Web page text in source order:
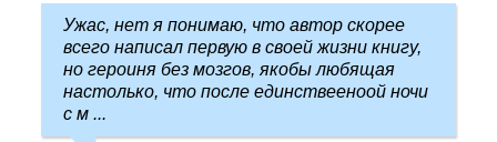
Ужас, нет я понимаю, что автор скорее
всего написал первую в своей жизни книгу,
но героиня без мозгов, якобы любящая
настолько, что после единствееноой ночи
с м ...